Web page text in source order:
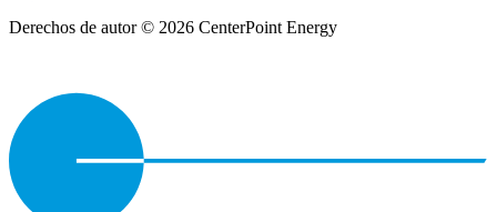
Derechos de autor © 2026 CenterPoint Energy